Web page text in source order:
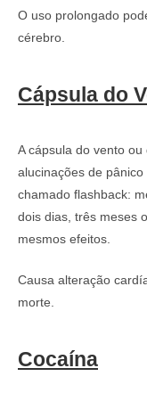
O uso prolongado
cérebro.
Cápsula do
A cápsula do vento
alucinações de
chamado flashback:
dois dias, três meses
mesmos efeitos.
Causa alteração
morte.
Cocaína